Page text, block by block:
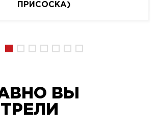
ПРИСОСКА)
ВЫ